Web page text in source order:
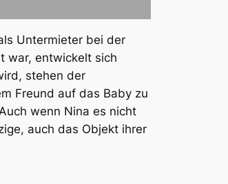
Untermieter bei der
war, entwickelt sich
stehen der
Freund auf das Baby zu
wenn Nina es nicht
auch das Objekt ihrer